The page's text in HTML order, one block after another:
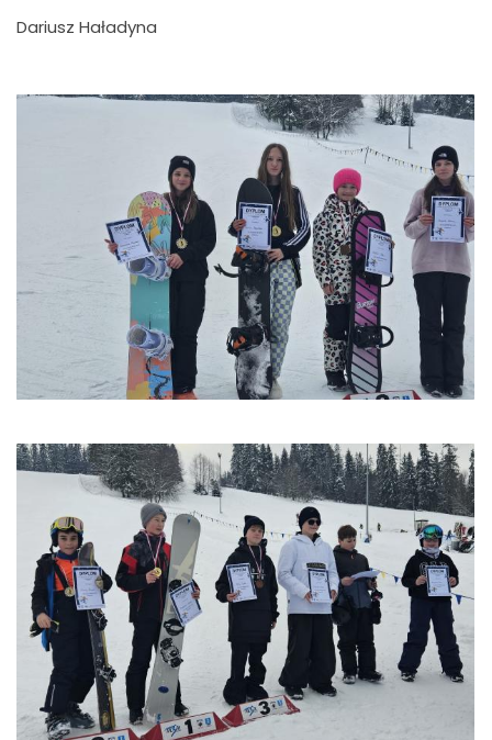
Dariusz Haładyna